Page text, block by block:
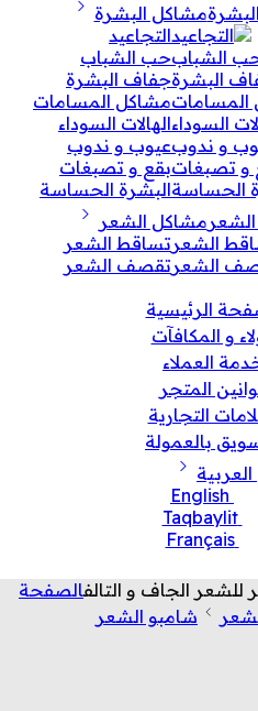
مشاكل البشرة
التجاعيد
حب الشباب
جفاف البشرة
مشاكل المسامات
الهالات السوداء
عيوب و ندوب
بقع و تصبغات
البشرة الحساسة
مشاكل الشعر
تساقط الشعر
تقصف الشعر
الرئيسية
و المكافآت
العملاء
المتجر
التجارية
بالعمولة
العربية
English
Taqbaylit
Français
للشعر الجاف و التالفالصفحة
شامبو الشعر